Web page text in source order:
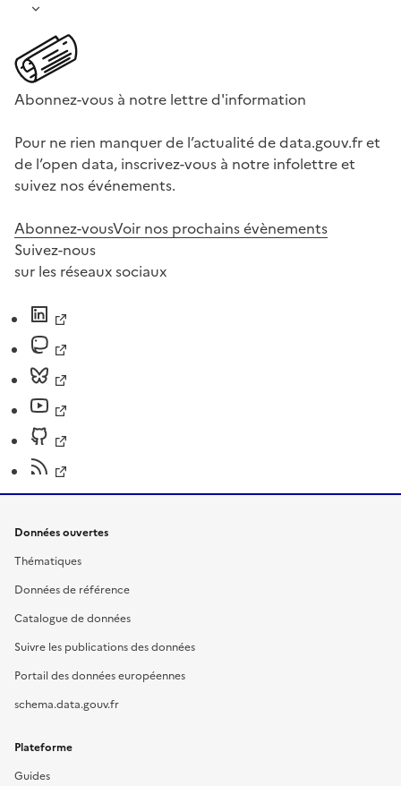
Abonnez-vous à notre lettre d'information
Pour ne rien manquer de l’actualité de data.gouv.fr et
de l’open data, inscrivez-vous à notre infolettre et
suivez nos événements.
Abonnez-vousVoir nos prochains évènements
Suivez-nous
sur les réseaux sociaux
Données ouvertes
Thématiques
Données de référence
Catalogue de données
Suivre les publications des données
Portail des données européennes
schema.data.gouv.fr
Plateforme
Guides